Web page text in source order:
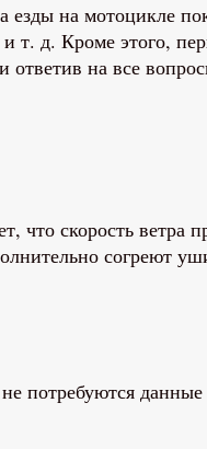
на мотоцикле
т. д. Кроме этого,
ответив на все
скорость ветра
согреют
потребуются